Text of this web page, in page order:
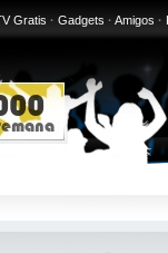
Gratis · Gadgets · Amigos ·